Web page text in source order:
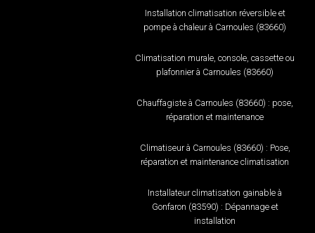
Installation climatisation réversible et
pompe à chaleur à Carnoules (83660)
Climatisation murale, console, cassette ou
plafonnier à Carnoules (83660)
Chauffagiste à Carnoules (83660) : pose,
réparation et maintenance
Climatiseur à Carnoules (83660) : Pose,
réparation et maintenance climatisation
Installateur climatisation gainable à
Gonfaron (83590) : Dépannage et
installation